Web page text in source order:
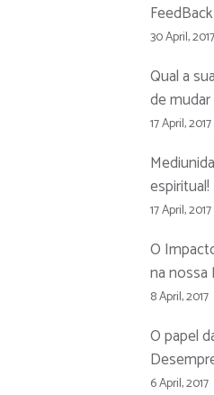
30 April, 2017
Qual a
de mudar
17 April, 2017
espiritual!
17 April, 2017
O
na nossa
8 April, 2017
O papel
6 April, 2017